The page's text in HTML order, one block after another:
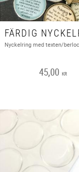
45,00 KR